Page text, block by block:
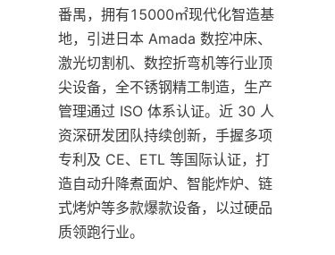
番禺，拥有15000㎡现代化智造基
地，引进日本 Amada 数控冲床、
激光切割机、数控折弯机等行业顶
尖设备，全不锈钢精工制造，生产
管理通过 ISO 体系认证。近 30 人
资深研发团队持续创新，手握多项
专利及 CE、ETL 等国际认证，打
造自动升降煮面炉、智能炸炉、链
式烤炉等多款爆款设备，以过硬品
质领跑行业。